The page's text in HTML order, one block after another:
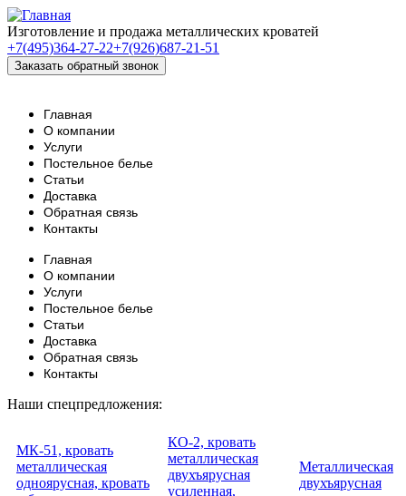
Изготовление и продажа металлических кроватей
+7(495)364-27-22+7(926)687-21-51
Главная
О компании
Услуги
Постельное белье
Статьи
Доставка
Обратная связь
Контакты
Главная
О компании
Услуги
Постельное белье
Статьи
Доставка
Обратная связь
Контакты
Наши спецпредложения:
МК-51, кровать
металлическая
одноярусная, кровать
КО-2, кровать
металлическая
двухъярусная
усиленная,
Металлическая
двухъярусная